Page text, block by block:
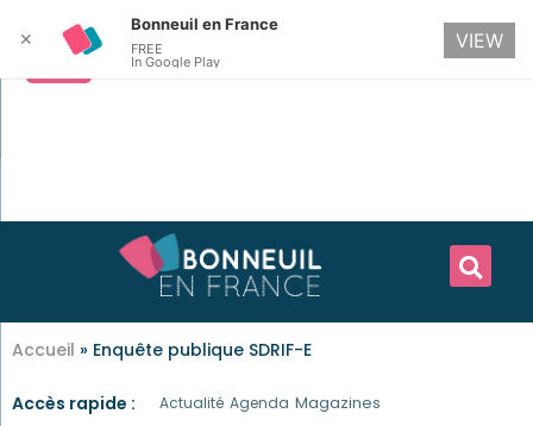
Accueil » Enquête publique SDRIF-E
Accès rapide : Actualité Agenda Magazines
✕
Bonneuil en France
FREE
In Google Play
VIEW